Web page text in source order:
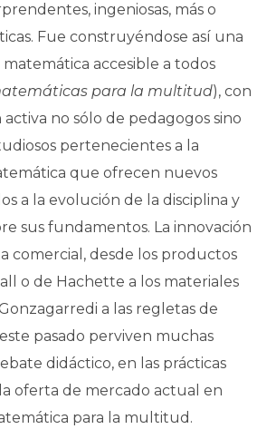
ingeniosas, más o
Fue construyéndose así una
accesible a todos
para la multitud), con
activa no sólo de pedagogos sino
pertenecientes a la
que ofrecen nuevos
a la evolución de la disciplina y
sus fundamentos. La innovación
comercial, desde los productos
o de Hachette a los materiales
a las regletas de
pasado perviven muchas
didáctico, en las prácticas
oferta de mercado actual en
para la multitud.